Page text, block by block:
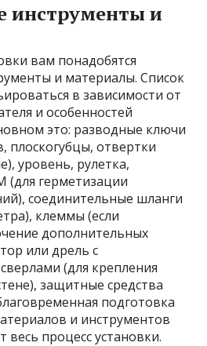
инструменты и
вам понадобятся
и материалы. Список
в зависимости от
и особенностей
это: разводные ключи
плоскогубцы, отвертки
уровень, рулетка,
(для герметизации
соединительные шланги
клеммы (если
дополнительных
или дрель с
(для крепления
защитные средства
подготовка
и инструментов
весь процесс установки.